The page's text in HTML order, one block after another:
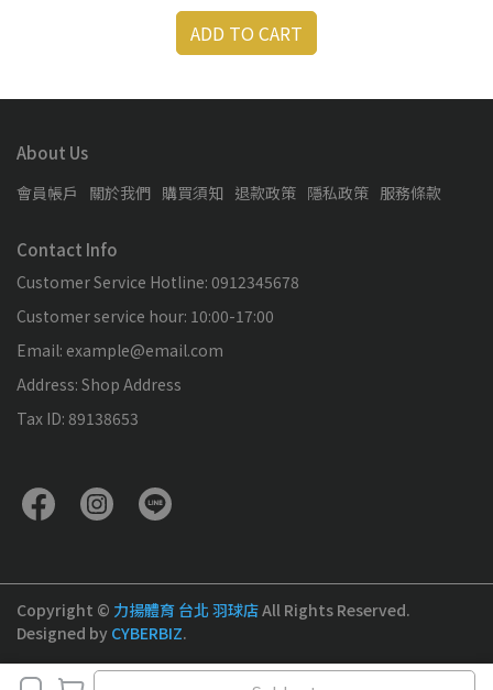
ADD TO CART
About Us
會員帳戶 關於我們 購買須知 退款政策 隱私政策 服務條款
Contact Info
Customer Service Hotline: 0912345678
Customer service hour: 10:00-17:00
Email: example@email.com
Address: Shop Address
Tax ID: 89138653
Copyright © 力揚體育 台北 羽球店All Rights Reserved.
Designed by CYBERBIZ.